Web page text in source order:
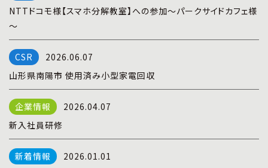
NTTドコモ様【スマホ分解教室】への参加～パークサイドカフェ様
～
2026.06.07
山形県南陽市 使用済み小型家電回収
2026.04.07
新入社員研修
2026.01.01